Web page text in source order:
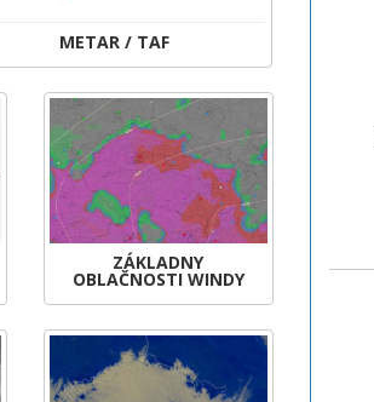
METAR / TAF
ZÁKLADNY
OBLAČNOSTI WINDY